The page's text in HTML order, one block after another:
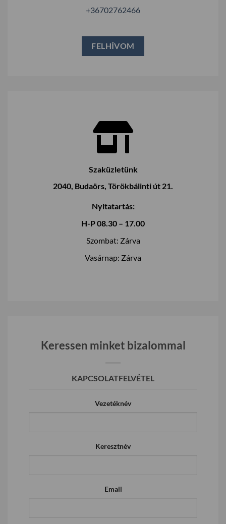
+36702762466
FELHÍVOM
Szaküzletünk
2040, Budaörs, Törökbálinti út 21.
Nyitatartás:
H-P 08.30 – 17.00
Szombat: Zárva
Vasárnap: Zárva
Keressen minket bizalommal
KAPCSOLATFELVÉTEL
Vezetéknév
Keresztnév
Email